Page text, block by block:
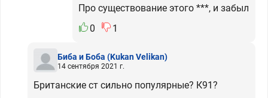
Про существование этого ***, и забыл
0
1
Биба и Боба (Kukan Velikan)
14 сентября 2021 г.
Британские ст сильно популярные? К91?